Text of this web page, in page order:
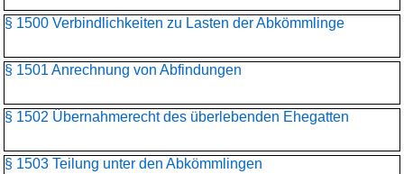
§ 1500 Verbindlichkeiten zu Lasten der Abkömmlinge
§ 1501 Anrechnung von Abfindungen
§ 1502 Übernahmerecht des überlebenden Ehegatten
§ 1503 Teilung unter den Abkömmlingen